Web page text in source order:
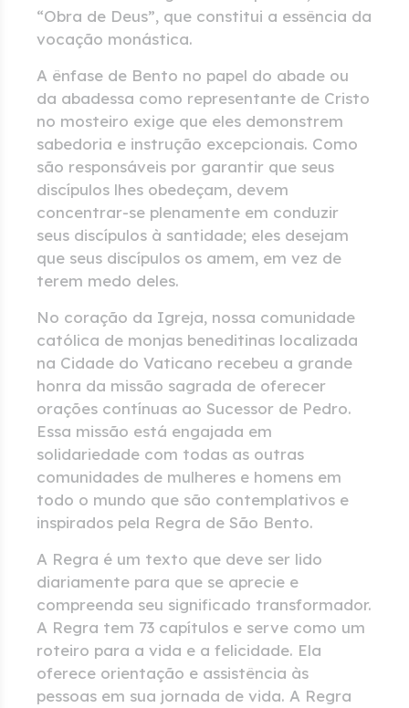
“Obra de Deus”, que constitui a essência da
vocação monástica.
A ênfase de Bento no papel do abade ou
da abadessa como representante de Cristo
no mosteiro exige que eles demonstrem
sabedoria e instrução excepcionais. Como
são responsáveis por garantir que seus
discípulos lhes obedeçam, devem
concentrar-se plenamente em conduzir
seus discípulos à santidade; eles desejam
que seus discípulos os amem, em vez de
terem medo deles.
No coração da Igreja, nossa comunidade
católica de monjas beneditinas localizada
na Cidade do Vaticano recebeu a grande
honra da missão sagrada de oferecer
orações contínuas ao Sucessor de Pedro.
Essa missão está engajada em
solidariedade com todas as outras
comunidades de mulheres e homens em
todo o mundo que são contemplativos e
inspirados pela Regra de São Bento.
A Regra é um texto que deve ser lido
diariamente para que se aprecie e
compreenda seu significado transformador.
A Regra tem 73 capítulos e serve como um
roteiro para a vida e a felicidade. Ela
oferece orientação e assistência às
pessoas em sua jornada de vida. A Regra